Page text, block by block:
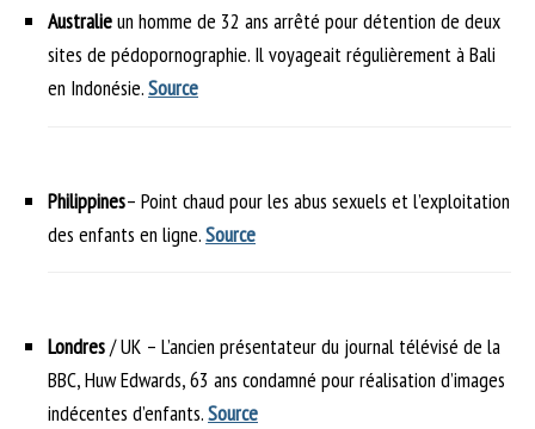
Australieun homme de 32 ans arrêté pour détention de deux
sites de pédopornographie. Il voyageait régulièrement à Bali
en Indonésie.Source
Philippines– Point chaud pour les abus sexuels et l’exploitation
des enfants en ligne.Source
Londres/ UK – L’ancien présentateur du journal télévisé de la
BBC, Huw Edwards, 63 ans condamné pour réalisation d’images
indécentes d’enfants.Source